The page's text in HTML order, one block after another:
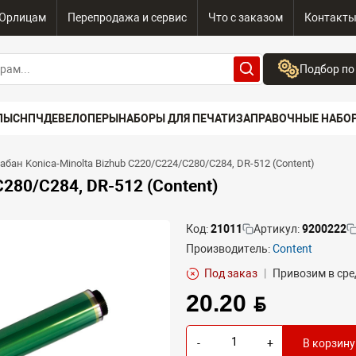
Перепродажа и сервис Что с заказом Контакты
Подбор по
Выберите бренд
Сначала
СНПЧДЕВЕЛОПЕРЫ НАБОРЫ ДЛЯ ПЕЧАТИЗАПРАВОЧНЫЕ
Konica-Minolta Bizhub C220/C224/C280/C284, DR-512 (Content)
C284, DR-512 (Content)
Код:21011 Артикул:9200222
Производитель:Content
Под заказ
Привозим в
20.20 BYN
- + В корзину